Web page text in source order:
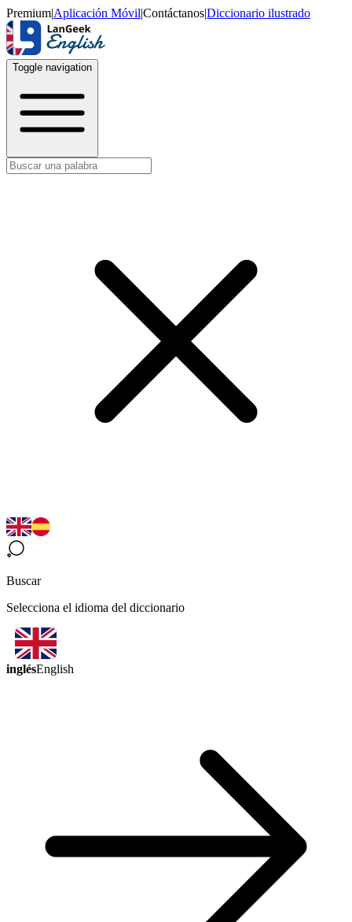
Premium|Aplicación Móvil|Contáctanos|Diccionario ilustrado
Toggle navigation
Buscar
Selecciona el idioma del diccionario
inglésEnglish